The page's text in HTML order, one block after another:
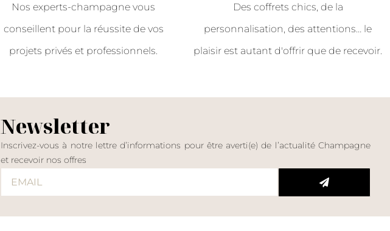
Nos experts-champagne vous
conseillent pour la réussite de vos
projets privés et professionnels.
Des coffrets chics, de la
personnalisation, des attentions… le
plaisir est autant d'offrir que de recevoir.
Newsletter
Inscrivez-vous à notre lettre d’informations pour être averti(e) de l’actualité Champagne
et recevoir nos offres